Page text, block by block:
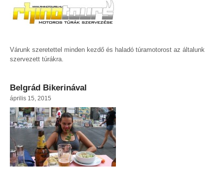
Várunk szeretettel minden kezdő és haladó túramotorost az általunk
szervezett túrákra.
Belgrád Bikerinával
április 15, 2015